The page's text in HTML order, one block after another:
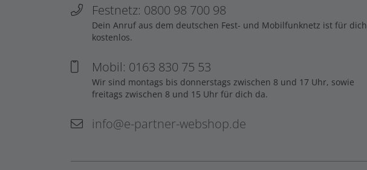
Festnetz: 0800 98 700 98
Dein Anruf aus dem deutschen Fest- und Mobilfunknetz ist für dich
kostenlos.
Mobil: 0163 830 75 53
Wir sind montags bis donnerstags zwischen 8 und 17 Uhr, sowie
freitags zwischen 8 und 15 Uhr für dich da.
info@e-partner-webshop.de